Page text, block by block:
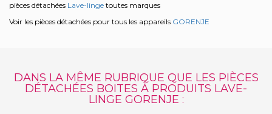
pièces détachées Lave-linge toutes marques
Voir les pièces détachées pour tous les appareils GORENJE
DANS LA MÊME RUBRIQUE QUE LES PIÈCES
DÉTACHÉES BOITES À PRODUITS LAVE-
LINGE GORENJE :